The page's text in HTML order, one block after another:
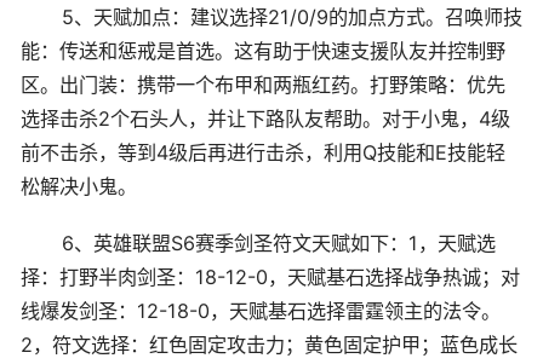
5、天赋加点：建议选择21/0/9的加点方式。召唤师技
能：传送和惩戒是首选。这有助于快速支援队友并控制野
区。出门装：携带一个布甲和两瓶红药。打野策略：优先
选择击杀2个石头人，并让下路队友帮助。对于小鬼，4级
前不击杀，等到4级后再进行击杀，利用Q技能和E技能轻
松解决小鬼。
6、英雄联盟S6赛季剑圣符文天赋如下：1，天赋选
择：打野半肉剑圣：18-12-0，天赋基石选择战争热诚；对
线爆发剑圣：12-18-0，天赋基石选择雷霆领主的法令。
2，符文选择：红色固定攻击力；黄色固定护甲；蓝色成长